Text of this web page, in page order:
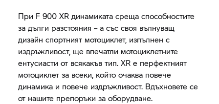
При F 900 XR динамиката среща способностите
за дълги разстояния – а със своя вълнуващ
дизайн спортният мотоциклет, изпълнен с
издръжливост, ще впечатли мотоциклетните
ентусиасти от всякакъв тип. XR е перфектният
мотоциклет за всеки, който очаква повече
динамика и повече издръжливост. Вдъхновете се
от нашите препоръки за оборудване.